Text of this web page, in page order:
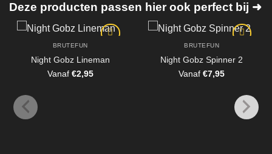
Deze producten passen hier ook perfect bij ➜
BRUTEFUN
Night Gobz Lineman
Vanaf €2,95
BRUTEFUN
Night Gobz Spinner 2
Vanaf€7,95